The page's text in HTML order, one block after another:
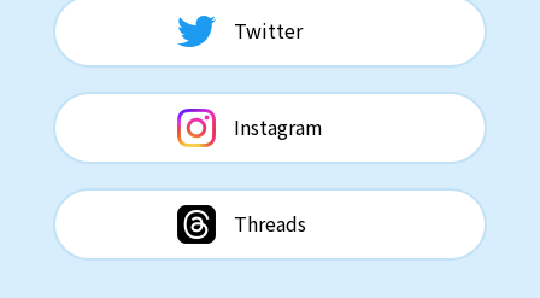
Twitter
Instagram
Threads